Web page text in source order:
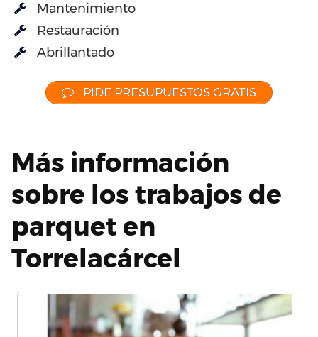
Mantenimiento
Restauración
Abrillantado
PIDE PRESUPUESTOS GRATIS
Más información
sobre los trabajos de
parquet en
Torrelacárcel